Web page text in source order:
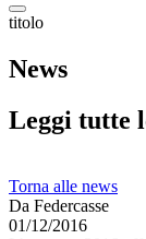
titolo
News
Leggi tutte
Torna alle news
Da Federcasse
01/12/2016